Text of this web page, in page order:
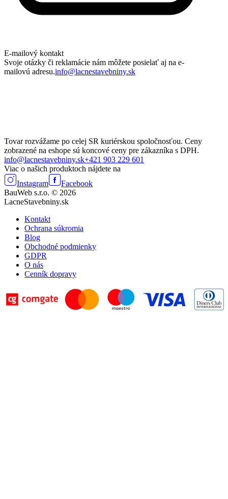
E-mailový kontakt
Svoje otázky či reklamácie nám môžete posielať aj na e-
mailovú adresu.info@lacnestavebniny.sk
Tovar rozvážame po celej SR kuriérskou spoločnosťou. Ceny
zobrazené na eshope sú koncové ceny pre zákazníka s DPH.
info@lacnestavebniny.sk+421 903 229 601
Viac o našich produktoch nájdete na
Instagram
Facebook
BauWeb s.r.o. © 2026
LacneStavebniny.sk
Kontakt
Ochrana súkromia
Blog
Obchodné podmienky
GDPR
O nás
Cenník dopravy